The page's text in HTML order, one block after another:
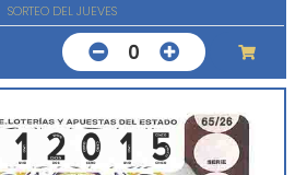
SORTEO DEL JUEVES
0